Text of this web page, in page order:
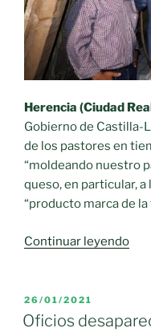
Herencia (Ciudad
Gobierno de Castilla-
de los pastores en
“moldeando nuestro
queso, en particular,
“producto marca de la
Continuar leyendo
a
PUBLICADO
EL
26/01/2021
Oficios